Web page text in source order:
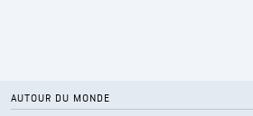
AUTOUR DU MONDE